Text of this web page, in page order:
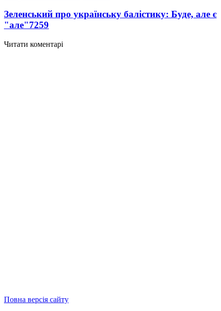
Зеленський про українську балістику: Буде, але є
"але"7259
Читати коментарі
Повна версія сайту